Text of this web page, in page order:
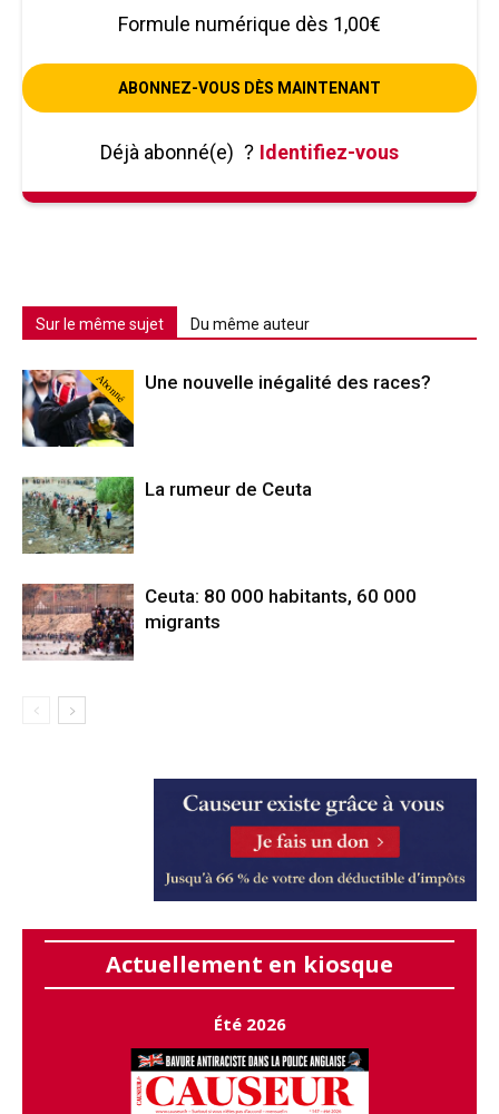
Formule numérique dès 1,00€
ABONNEZ-VOUS DÈS MAINTENANT
Déjà abonné(e) ? Identifiez-vous
Sur le même sujet Du même auteur
Abonné Une nouvelle inégalité des races?
La rumeur de Ceuta
Ceuta: 80 000 habitants, 60 000
migrants
Actuellement en kiosque
Été 2026